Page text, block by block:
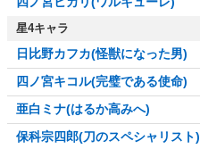
星4キャラ
日比野カフカ(怪獣になった男)
四ノ宮キコル(完璧である使命)
亜白ミナ(はるか高みへ)
保科宗四郎(刀のスペシャリスト)